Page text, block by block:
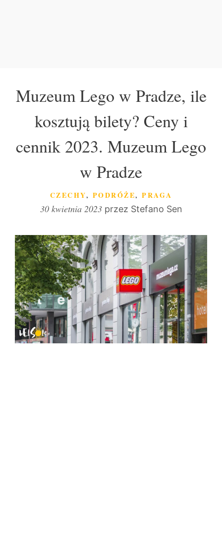
Muzeum Lego w Pradze, ile
kosztują bilety? Ceny i
cennik 2023. Muzeum Lego
w Pradze
KATEGORIE
CZECHY, PODRÓŻE, PRAGA
30 kwietnia 2023 przez Stefano Sen